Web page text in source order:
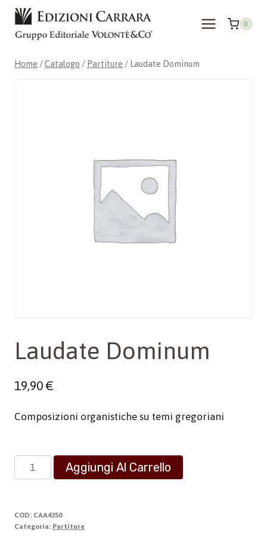
Salta
contenuto
0
Home /Catalogo / Partiture / Laudate Dominum
Laudate Dominum
19,90€
Composizioni organistiche su temi gregoriani
Laudate
Dominum
Aggiungi Al Carrello
COD: CAA4350
Categoria: Partiture